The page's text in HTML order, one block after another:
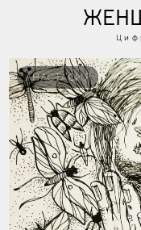
АНАСТАСИЯ